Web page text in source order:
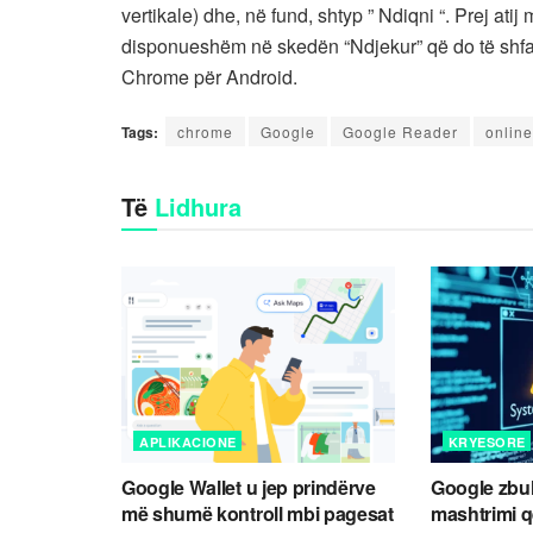
vertikale) dhe, në fund, shtyp ” Ndiqni “. Prej
disponueshëm në skedën “Ndjekur” që do të
Chrome për Android.
Tags: chrome Google Google Reader online
Të Lidhura
APLIKACIONE
Google Wallet u jep prindërve
më shumë kontroll mbi pagesat
KRYESORE
Google
mashtrimi